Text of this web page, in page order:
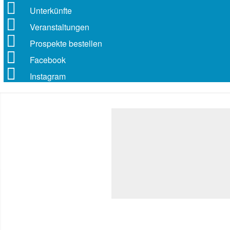
Unterkünfte
Veranstaltungen
Prospekte bestellen
Facebook
Instagram